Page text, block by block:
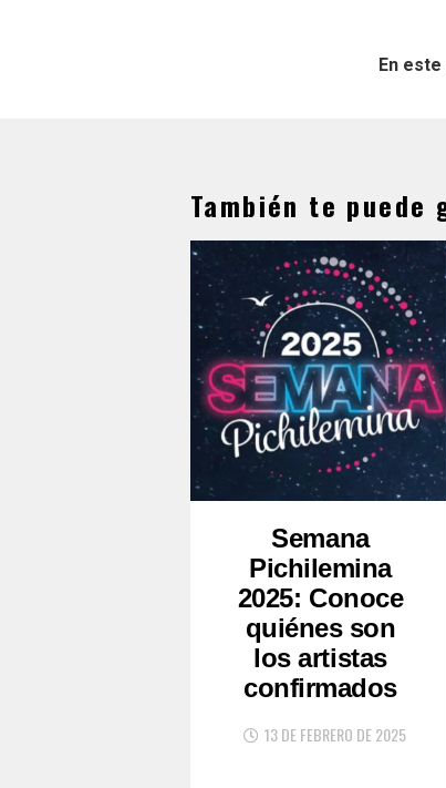
En
También te puede
Semana
Pichilemina
2025: Conoce
quiénes son
los artistas
confirmados
13 DE FEBRERO DE 2025